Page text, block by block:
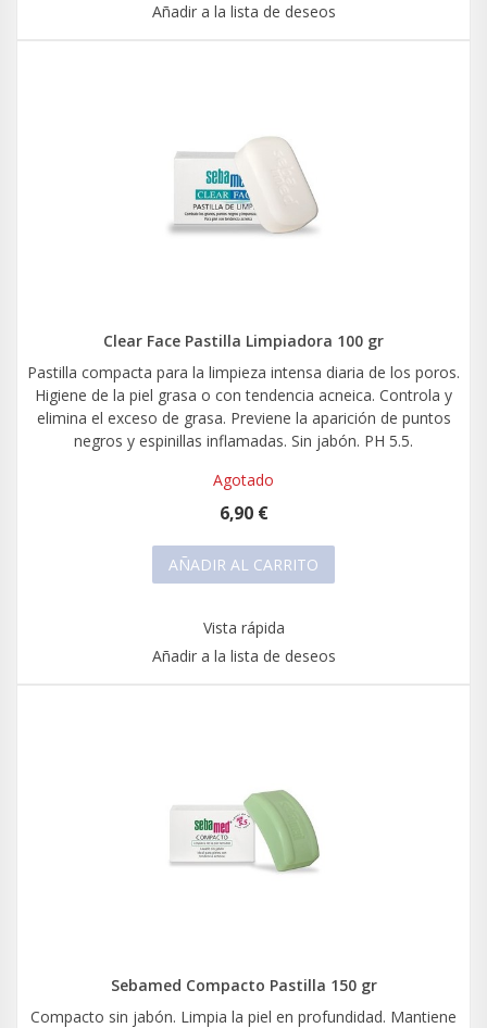
Añadir a la lista de deseos
Clear Face Pastilla Limpiadora 100 gr
Pastilla compacta para la limpieza intensa diaria de los poros.
Higiene de la piel grasa o con tendencia acneica. Controla y
elimina el exceso de grasa. Previene la aparición de puntos
negros y espinillas inflamadas. Sin jabón. PH 5.5.
Agotado
6,90 €
AÑADIR AL CARRITO
Vista rápida
Añadir a la lista de deseos
Sebamed Compacto Pastilla 150 gr
Compacto sin jabón. Limpia la piel en profundidad. Mantiene